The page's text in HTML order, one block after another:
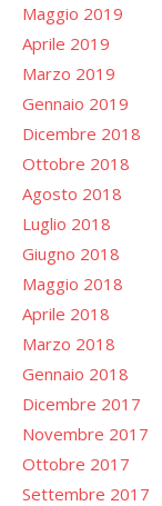
Maggio 2019
Aprile 2019
Marzo 2019
Gennaio 2019
Dicembre 2018
Ottobre 2018
Agosto 2018
Luglio 2018
Giugno 2018
Maggio 2018
Aprile 2018
Marzo 2018
Gennaio 2018
Dicembre 2017
Novembre 2017
Ottobre 2017
Settembre 2017